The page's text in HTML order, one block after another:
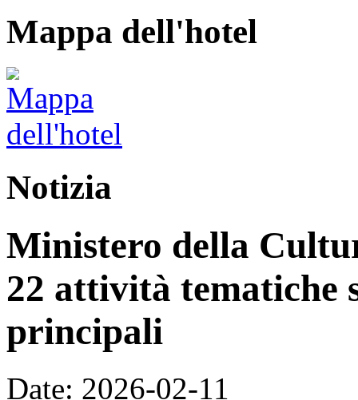
Mappa dell'hotel
Notizia
Ministero della
22 attività tematiche
principali
Date: 2026-02-11